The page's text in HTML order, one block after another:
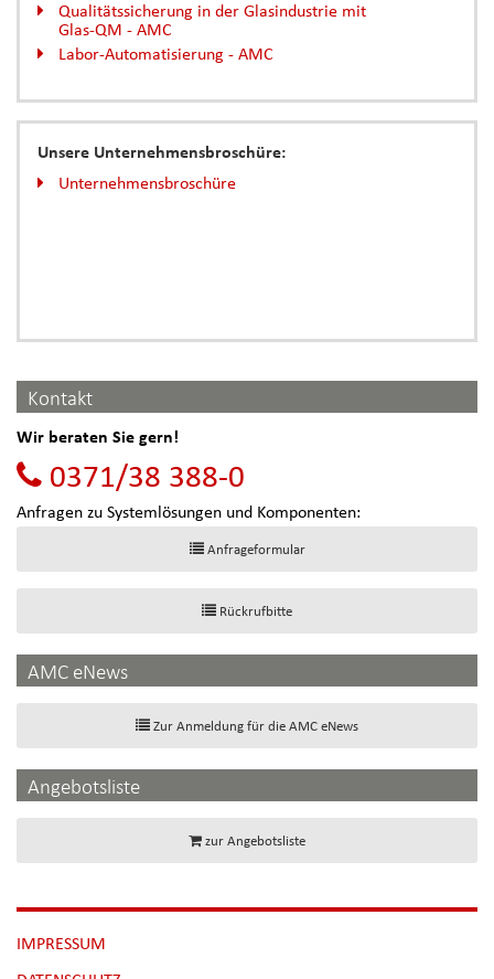
Qualitätssicherung in der Glasindustrie mit
Glas-QM - AMC
Labor-Automatisierung - AMC
Unsere Unternehmensbroschüre:
Unternehmensbroschüre
Kontakt
Wir beraten Sie gern!
0371/38 388-0
Anfragen zu Systemlösungen und Komponenten:
Anfrageformular
Rückrufbitte
AMC eNews
Zur Anmeldung für die AMC eNews
Angebotsliste
zur Angebotsliste
NAVIGATION
ÜBERSPRINGEN
IMPRESSUM